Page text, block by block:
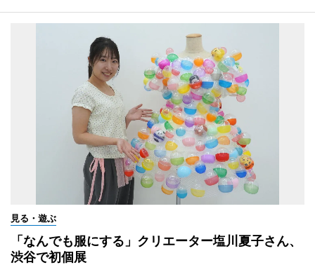
見る・遊ぶ
「なんでも服にする」クリエーター塩川夏子さん、
渋谷で初個展